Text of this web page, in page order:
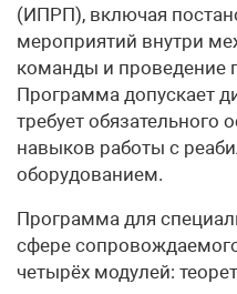
(ИПРП), включая
мероприятий внутри
команды и проведение
Программа допускает
требует обязательного
навыков работы с
оборудованием.
Программа для
сфере
четырёх модулей: